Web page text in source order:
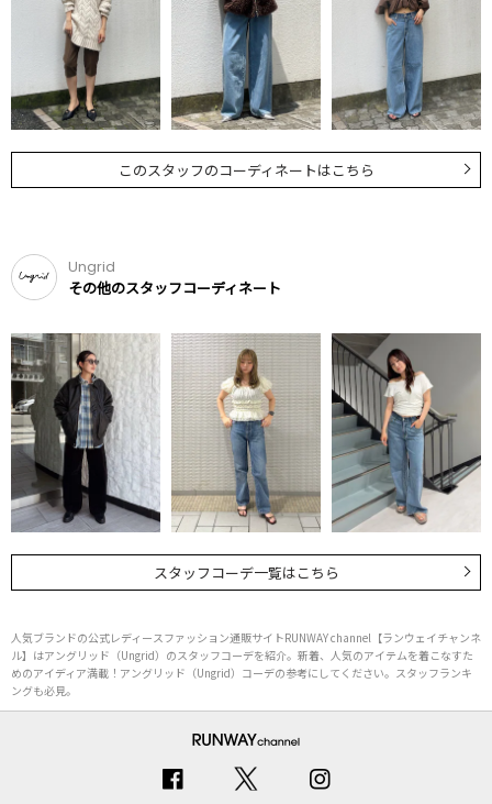
このスタッフのコーディネートはこちら
Ungrid
その他のスタッフコーディネート
スタッフコーデ一覧はこちら
人気ブランドの公式レディースファッション通販サイトRUNWAY channel【ランウェイチャンネ
ル】はアングリッド（Ungrid）のスタッフコーデを紹介。新着、人気のアイテムを着こなすた
めのアイディア満載！アングリッド（Ungrid）コーデの参考にしてください。スタッフランキ
ングも必見。